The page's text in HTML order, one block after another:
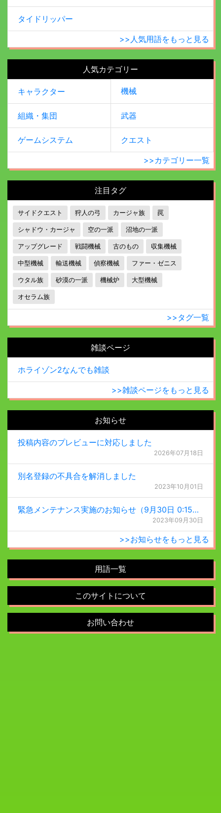
タイドリッパー
>>人気用語をもっと見る
人気カテゴリー
キャラクター 機械
組織・集団 武器
ゲームシステム クエスト
>>カテゴリー一覧
注目タグ
サイドクエスト 狩人の弓 カージャ族 罠
シャドウ・カージャ 空の一派 沼地の一派
アップグレード 戦闘機械 古のもの 収集機械
中型機械 輸送機械 偵察機械 ファー・ゼニス
ウタル族 砂漠の一派 機械炉 大型機械
オセラム族
>>タグ一覧
雑談ページ
ホライゾン2なんでも雑談
>>雑談ページをもっと見る
お知らせ
投稿内容のプレビューに対応しました
2026年07月18日
別名登録の不具合を解消しました
2023年10月01日
緊急メンテナンス実施のお知らせ（9月30日 0:15更新）
2023年09月30日
>>お知らせをもっと見る
用語一覧
このサイトについて
お問い合わせ